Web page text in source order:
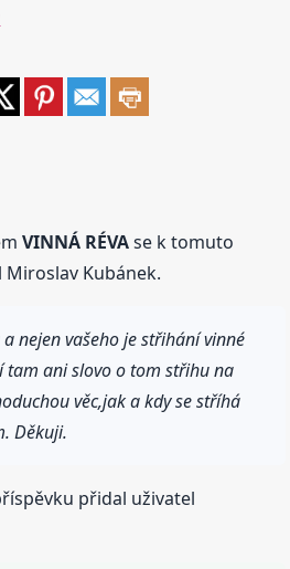
VINNÁ RÉVAse k tomuto
Kubánek.
nejen vašeho je střihání vinné
tam ani slovo o tom střihu na
věc,jak a kdy se stříhá
Děkuji.
přidal uživatel